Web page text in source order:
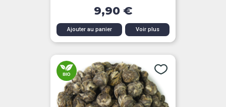
9,90 €
Ajouter au panier Voir plus